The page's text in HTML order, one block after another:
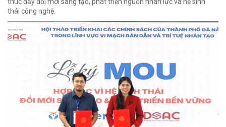
thái công nghệ.